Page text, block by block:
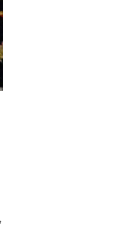
Facebookon